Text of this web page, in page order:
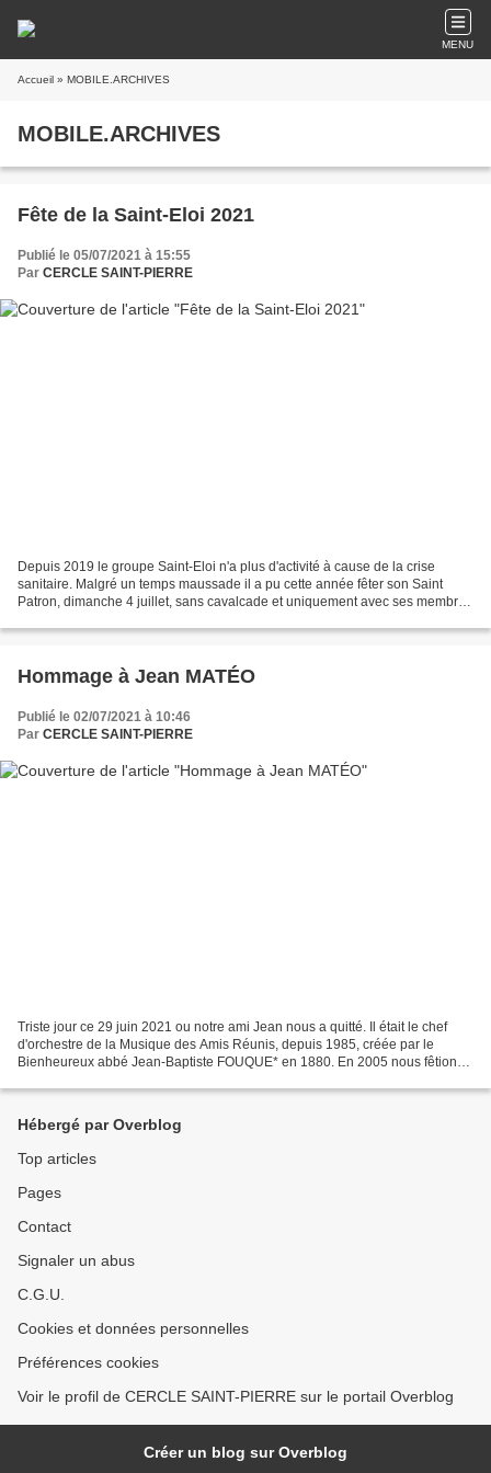
MENU
Accueil » MOBILE.ARCHIVES
MOBILE.ARCHIVES
Fête de la Saint-Eloi 2021
Publié le 05/07/2021 à 15:55
Par CERCLE SAINT-PIERRE
Depuis 2019 le groupe Saint-Eloi n'a plus d'activité à cause de la crise
sanitaire. Malgré un temps maussade il a pu cette année fêter son Saint
Patron, dimanche 4 juillet, sans cavalcade et uniquement avec ses membres
Hommage à Jean MATÉO
Publié le 02/07/2021 à 10:46
Par CERCLE SAINT-PIERRE
Triste jour ce 29 juin 2021 ou notre ami Jean nous a quitté. Il était le chef
d'orchestre de la Musique des Amis Réunis, depuis 1985, créée par le
Bienheureux abbé Jean-Baptiste FOUQUE* en 1880. En 2005 nous fêtions
Hébergé par Overblog
Top articles
Pages
Contact
Signaler un abus
C.G.U.
Cookies et données personnelles
Préférences cookies
Voir le profil de CERCLE SAINT-PIERRE sur le portail Overblog
Créer un blog sur Overblog